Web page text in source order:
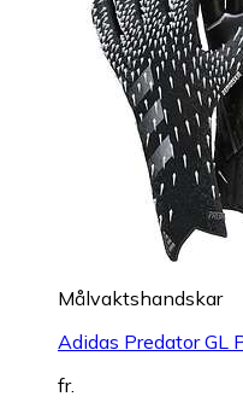
Målvaktshandskar
Adidas Predator GL
fr.